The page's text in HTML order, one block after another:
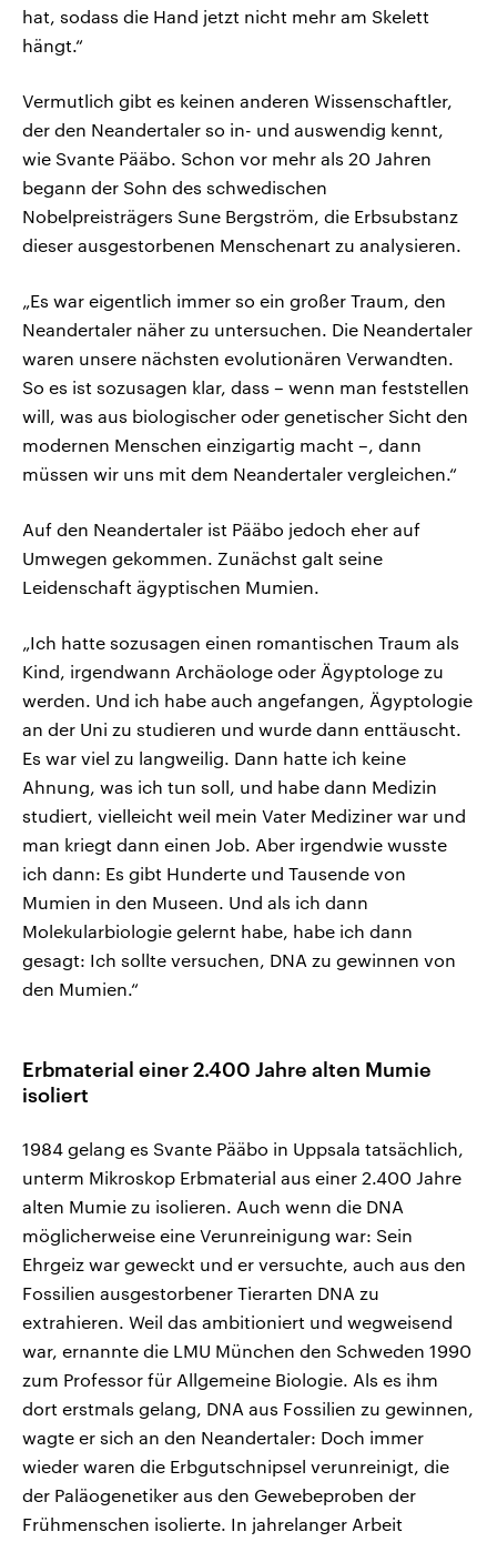
hat, sodass die Hand jetzt nicht mehr am Skelett
hängt.“
Vermutlich gibt es keinen anderen Wissenschaftler,
der den Neandertaler so in- und auswendig kennt,
wie Svante Pääbo. Schon vor mehr als 20 Jahren
begann der Sohn des schwedischen
Nobelpreisträgers Sune Bergström, die Erbsubstanz
dieser ausgestorbenen Menschenart zu analysieren.
„Es war eigentlich immer so ein großer Traum, den
Neandertaler näher zu untersuchen. Die Neandertaler
waren unsere nächsten evolutionären Verwandten.
So es ist sozusagen klar, dass – wenn man feststellen
will, was aus biologischer oder genetischer Sicht den
modernen Menschen einzigartig macht –, dann
müssen wir uns mit dem Neandertaler vergleichen.“
Auf den Neandertaler ist Pääbo jedoch eher auf
Umwegen gekommen. Zunächst galt seine
Leidenschaft ägyptischen Mumien.
„Ich hatte sozusagen einen romantischen Traum als
Kind, irgendwann Archäologe oder Ägyptologe zu
werden. Und ich habe auch angefangen, Ägyptologie
an der Uni zu studieren und wurde dann enttäuscht.
Es war viel zu langweilig. Dann hatte ich keine
Ahnung, was ich tun soll, und habe dann Medizin
studiert, vielleicht weil mein Vater Mediziner war und
man kriegt dann einen Job. Aber irgendwie wusste
ich dann: Es gibt Hunderte und Tausende von
Mumien in den Museen. Und als ich dann
Molekularbiologie gelernt habe, habe ich dann
gesagt: Ich sollte versuchen, DNA zu gewinnen von
den Mumien.“
Erbmaterial einer 2.400 Jahre alten Mumie
isoliert
1984 gelang es Svante Pääbo in Uppsala tatsächlich,
unterm Mikroskop Erbmaterial aus einer 2.400 Jahre
alten Mumie zu isolieren. Auch wenn die DNA
möglicherweise eine Verunreinigung war: Sein
Ehrgeiz war geweckt und er versuchte, auch aus den
Fossilien ausgestorbener Tierarten DNA zu
extrahieren. Weil das ambitioniert und wegweisend
war, ernannte die LMU München den Schweden 1990
zum Professor für Allgemeine Biologie. Als es ihm
dort erstmals gelang, DNA aus Fossilien zu gewinnen,
wagte er sich an den Neandertaler: Doch immer
wieder waren die Erbgutschnipsel verunreinigt, die
der Paläogenetiker aus den Gewebeproben der
Frühmenschen isolierte. In jahrelanger Arbeit